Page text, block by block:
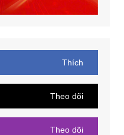
Thích
Theo dõi
Theo dõi